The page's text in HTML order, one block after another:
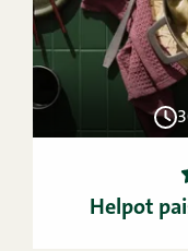
Helpot